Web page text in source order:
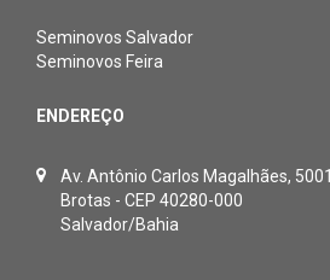
Seminovos Salvador
Seminovos Feira
ENDEREÇO
Av. Antônio Carlos Magalhães, 5001
Brotas - CEP 40280-000
Salvador/Bahia